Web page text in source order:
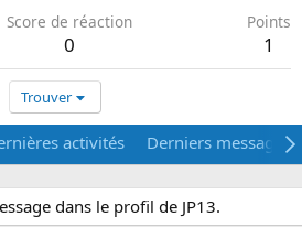
Score de réaction
0
Points
1
Trouver
activités Derniers messages
dans le profil de JP13.